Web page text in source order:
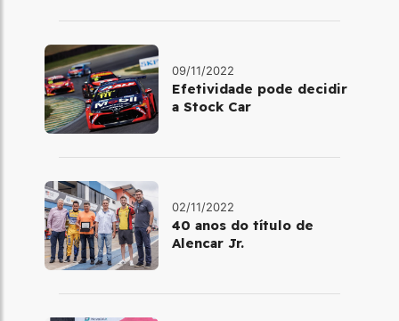
09/11/2022
Efetividade pode decidir
a Stock Car
02/11/2022
40 anos do título de
Alencar Jr.